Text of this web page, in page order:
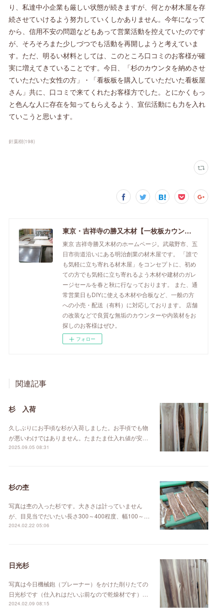
り、私達中小企業も厳しい状態が続きますが、何とか材木屋を存
続させていけるよう努力していくしかありません。今年になって
から、信用不安の問題などもあって営業活動を控えていたのです
が、そろそろまた少しづつでも活動を再開しようと考えていま
す。ただ、明るい材料としては、このところ口コミのお客様が確
実に増えてきていることです。今日、「杉のカウンタを納めさせ
ていただいた女性の方」・「看板板を購入していただいた看板屋
さん」共に、口コミで来てくれたお客様方でした。とにかくもっ
と色んな人に存在を知ってもらえるよう、宣伝活動にも力を入れ
ていこうと思います。
針葉樹(198)
東京・吉祥寺の勝又木材【一枚板カウンター】
東京 吉祥寺勝又木材のホームページ。武蔵野市、五
日市街道沿いにある明治創業の材木屋です。 「誰で
も気軽に立ち寄れる材木屋」をコンセプトに、初め
ての方でも気軽に立ち寄れるよう木材や建材のガレ
ージセールを春と秋に行なっております。 また、通
常営業日もDIYに使える木材や合板など、一般の方
への小売・配送（有料）に対応しております。 店舗
の改装などで良質な無垢のカウンターや内装材をお
探しのお客様はぜひ。
フォロー
関連記事
杉 入荷
久しぶりにお手頃な杉が入荷しました。お手頃でも物
が悪いわけではありません。たまたま仕入れ値が安…
2025.09.05 08:31
杉の杢
写真は杢の入った杉です。大きさは計っていません
が、目見当でだいたい長さ300～400程度、幅100～…
2024.02.22 05:06
日光杉
写真は今日機械鉋（プレーナー）をかけた削りたての
日光杉です（仕入れはだいぶ前なので乾燥材です）…
2024.02.09 08:15